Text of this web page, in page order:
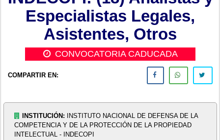
Especialistas Legales,
Asistentes, Otros
CONVOCATORIA CADUCADA
COMPARTIR EN:
INSTITUCIÓN: INSTITUTO NACIONAL DE DEFENSA DE LA
COMPETENCIA Y DE LA PROTECCIÓN DE LA PROPIEDAD
INTELECTUAL - INDECOPI